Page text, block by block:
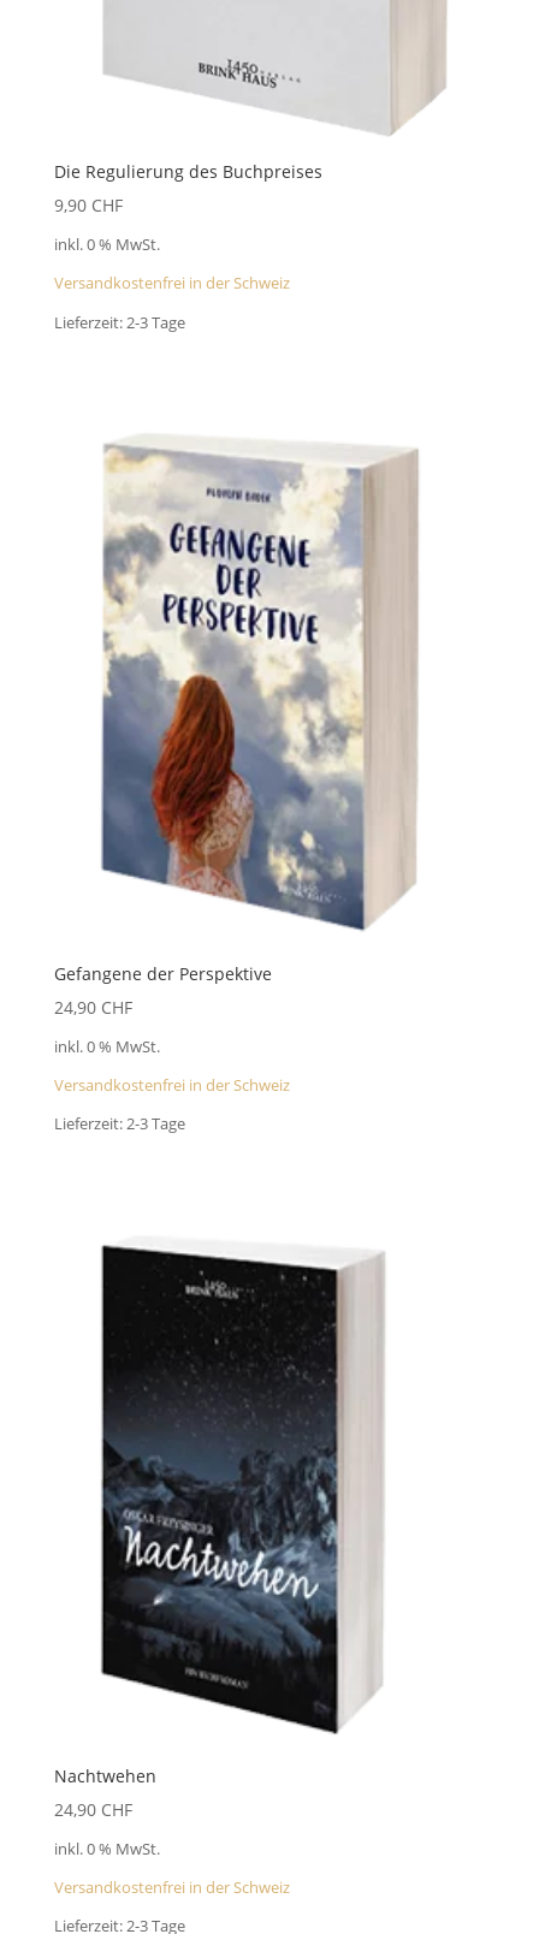
Die Regulierung des Buchpreises
9,90 CHF
inkl. 0 % MwSt.
Versandkostenfrei in der Schweiz
Lieferzeit:2-3 Tage
Gefangene der Perspektive
24,90 CHF
inkl. 0 % MwSt.
Versandkostenfrei in der Schweiz
Lieferzeit:2-3 Tage
Nachtwehen
24,90 CHF
inkl. 0 % MwSt.
Versandkostenfrei in der Schweiz
Lieferzeit:2-3 Tage